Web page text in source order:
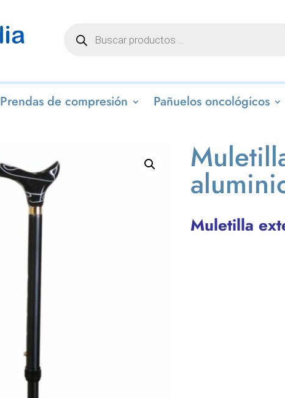
productos
Prendas de compresión Pañuelos oncológicos
Muletilla